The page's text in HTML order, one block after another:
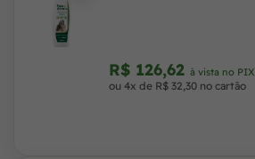
R$ 126,62 à vista no PIX
ou 4x de R$ 32,30 no cartão